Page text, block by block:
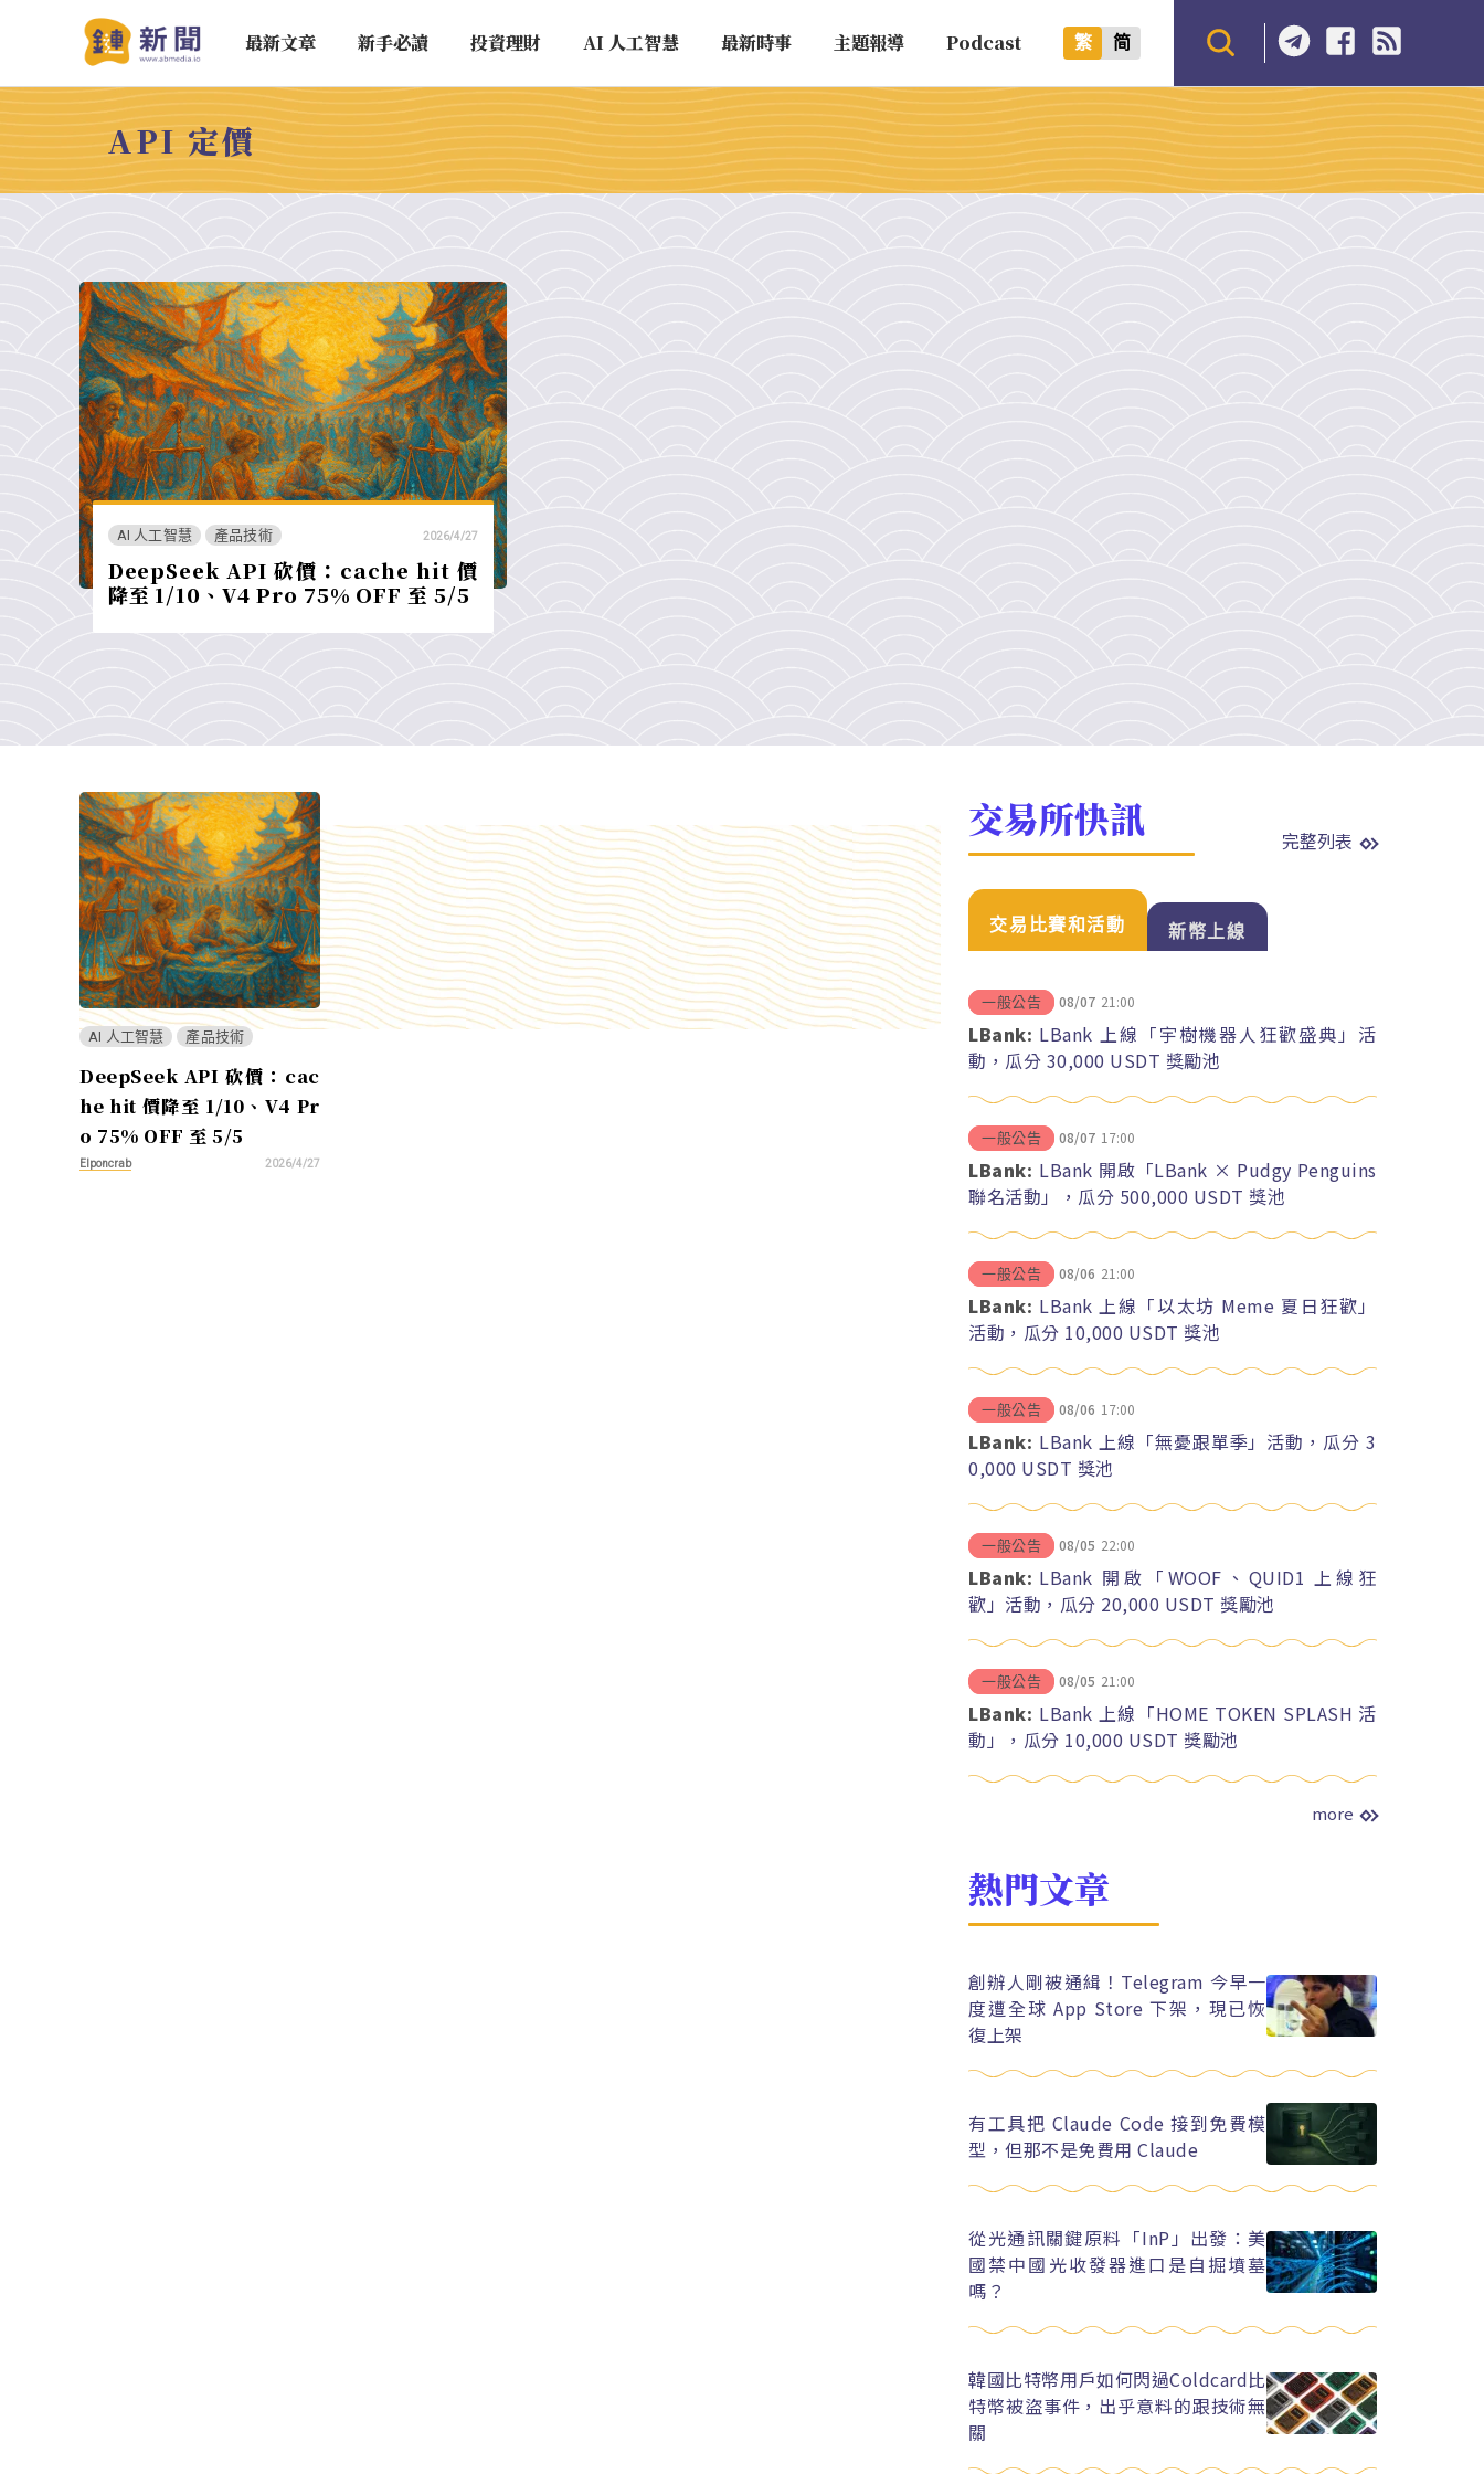
最新文章 新手必讀 投資理財 AI 人工智慧 最新時事 主題報導 Podcast 繁 简
API 定價
AI 人工智慧 產品技術 2026/4/27
DeepSeek API 砍價：cache hit 價
降至 1/10、V4 Pro 75% OFF 至 5/5
AI 人工智慧 產品技術
DeepSeek API 砍價：cac
he hit 價降至 1/10、V4 Pr
o 75% OFF 至 5/5
Elponcrab 2026/4/27
交易所快訊 完整列表
交易比賽和活動 新幣上線
一般公告 08/07 21:00
LBank: LBank 上線「宇樹機器人狂歡盛典」活
動，瓜分 30,000 USDT 獎勵池
一般公告 08/07 17:00
LBank: LBank 開啟「LBank × Pudgy Penguins
聯名活動」，瓜分 500,000 USDT 獎池
一般公告 08/06 21:00
LBank: LBank 上線「以太坊 Meme 夏日狂歡」
活動，瓜分 10,000 USDT 獎池
一般公告 08/06 17:00
LBank: LBank 上線「無憂跟單季」活動，瓜分 3
0,000 USDT 獎池
一般公告 08/05 22:00
LBank: LBank 開啟「WOOF、QUID1 上線狂
歡」活動，瓜分 20,000 USDT 獎勵池
一般公告 08/05 21:00
LBank: LBank 上線「HOME TOKEN SPLASH 活
動」，瓜分 10,000 USDT 獎勵池
more
熱門文章
創辦人剛被通緝！Telegram 今早一
度遭全球 App Store 下架，現已恢
復上架
有工具把 Claude Code 接到免費模
型，但那不是免費用 Claude
從光通訊關鍵原料「InP」出發：美
國禁中國光收發器進口是自掘墳墓
嗎？
韓國比特幣用戶如何閃過Coldcard比
特幣被盜事件，出乎意料的跟技術無
關